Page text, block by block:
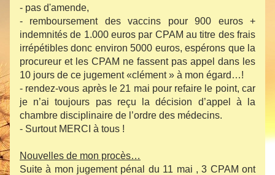
- ⁠pas d'amende,
- ⁠remboursement des vaccins pour 900 euros +
indemnités de 1.000 euros par CPAM au titre des frais
irrépétibles donc environ 5000 euros, espérons que la
procureur et les CPAM ne fassent pas appel dans les
10 jours de ce jugement «clément » à mon égard…!
- rendez-vous après le 21 mai pour refaire le point, car
je n’ai toujours pas reçu la décision d’appel à la
chambre disciplinaire de l’ordre des médecins.
- Surtout MERCI à tous !
Nouvelles de mon procès…
Suite à mon jugement pénal du 11 mai , 3 CPAM ont